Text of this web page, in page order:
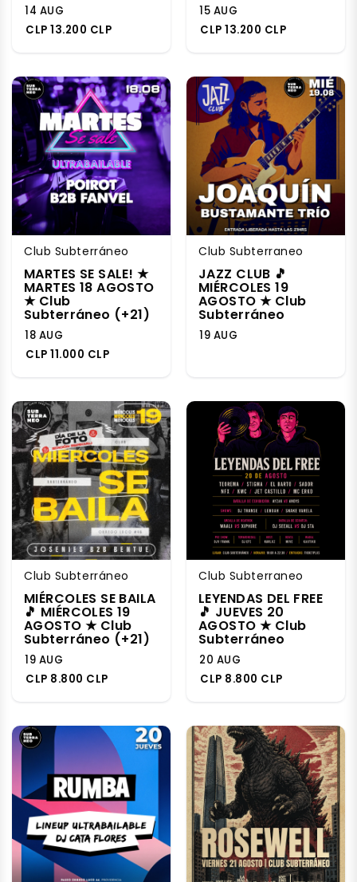
14 AUG
CLP 13.200 CLP
15 AUG
CLP 13.200 CLP
Club Subterráneo
MARTES SE SALE! ★
MARTES 18 AGOSTO
★ Club
Subterráneo (+21)
18 AUG
CLP 11.000 CLP
Club Subterraneo
JAZZ CLUB 🎵
MIÉRCOLES 19
AGOSTO ★ Club
Subterráneo
19 AUG
Club Subterráneo
MIÉRCOLES SE BAILA
🎵 MIÉRCOLES 19
AGOSTO ★ Club
Subterráneo (+21)
19 AUG
CLP 8.800 CLP
Club Subterraneo
LEYENDAS DEL FREE
🎵 JUEVES 20
AGOSTO ★ Club
Subterráneo
20 AUG
CLP 8.800 CLP